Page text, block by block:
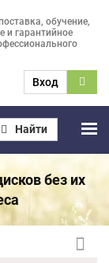
обучение,
и гарантийное
Вход
Найти
без их